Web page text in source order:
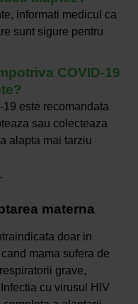
informati medicul ca
sunt sigure pentru
COVID-19
este recomandata
sau colecteaza
alapta mai tarziu
materna
doar in
mama sufera de
grave,
cu virusul HIV